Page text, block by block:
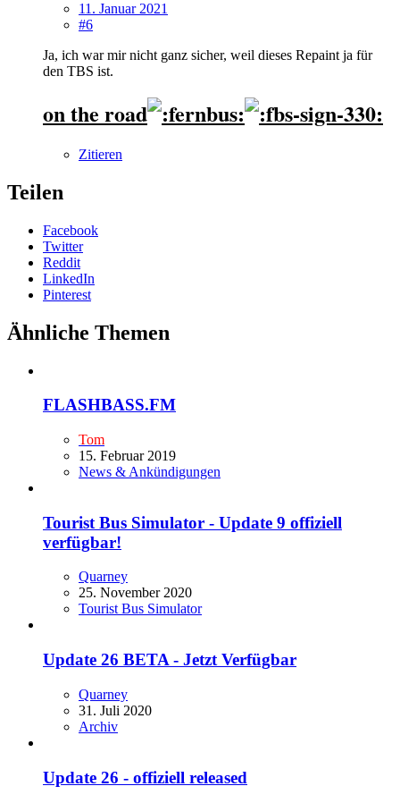
11. Januar 2021
#6
Ja, ich war mir nicht ganz sicher, weil dieses Repaint ja für
den TBS ist.
on the road
Zitieren
Teilen
Facebook
Twitter
Reddit
LinkedIn
Pinterest
Ähnliche Themen
FLASHBASS.FM
Tom
15. Februar 2019
News & Ankündigungen
Tourist Bus Simulator - Update 9 offiziell
verfügbar!
Quarney
25. November 2020
Tourist Bus Simulator
Update 26 BETA - Jetzt Verfügbar
Quarney
31. Juli 2020
Archiv
Update 26 - offiziell released